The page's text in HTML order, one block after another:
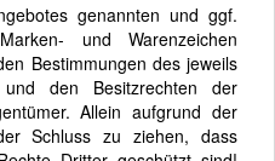
genannten und ggf.
und Warenzeichen
Bestimmungen des jeweils
und den Besitzrechten der
Allein aufgrund der
Schluss zu ziehen, dass